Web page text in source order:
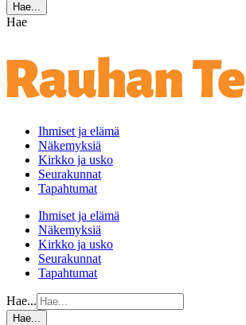
Hae...
Hae
Ihmiset ja elämä
Näkemyksiä
Kirkko ja usko
Seurakunnat
Tapahtumat
Ihmiset ja elämä
Näkemyksiä
Kirkko ja usko
Seurakunnat
Tapahtumat
Hae...
Hae...